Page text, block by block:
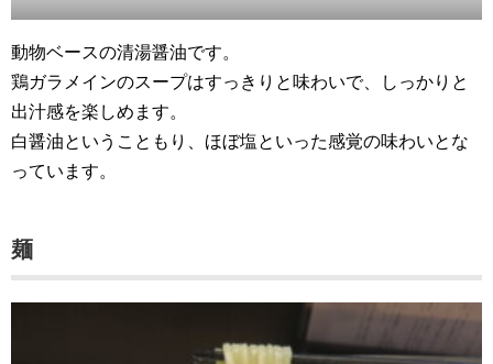
動物ベースの清湯醤油です。
鶏ガラメインのスープはすっきりと味わいで、しっかりと
出汁感を楽しめます。
白醤油ということもり、ほぼ塩といった感覚の味わいとな
っています。
麺